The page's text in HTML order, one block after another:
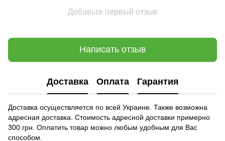
Добавьте первый отзыв
Написать отзыв
Доставка Оплата Гарантия
Доставка осуществляется по всей Украине. Также возможна
адресная доставка. Стоимость адресной доставки примерно
300 грн. Оплатить товар можно любым удобным для Вас
способом.